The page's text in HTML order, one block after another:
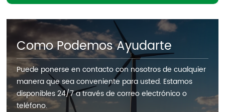
Como Podemos Ayudarte
Puede ponerse en contacto con nosotros de cualquier
manera que sea conveniente para usted. Estamos
disponibles 24/7 a través de correo electrónico o
teléfono.